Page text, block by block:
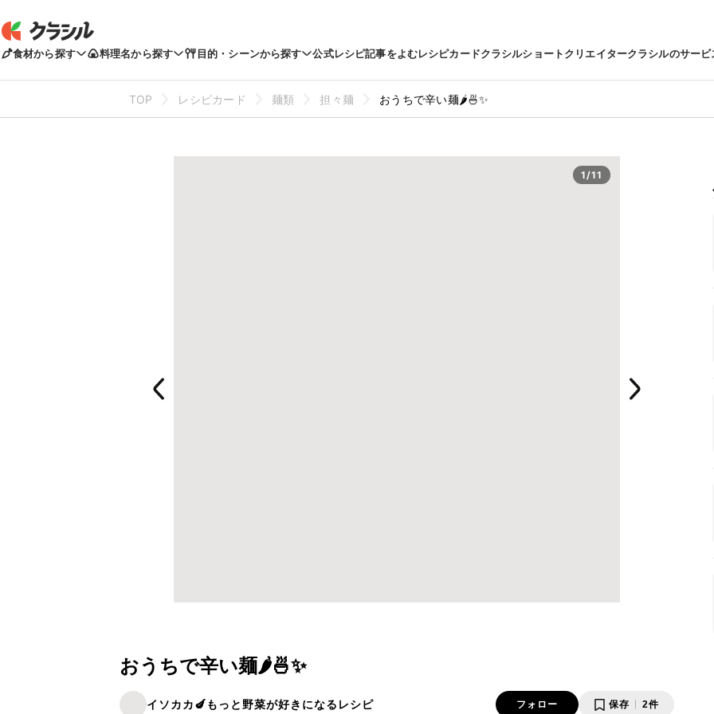
食材から探す 料理名から探す 目的・シーンから探す 公式レシピ記事をよむレシピカードクラシルショートクリエイタークラシルのサービ
TOP レシピカード 麺類 担々麺 おうちで辛い麺🌶🍜✨
1/11
おうちで辛い麺🌶🍜✨
イソカカ🍆もっと野菜が好きになるレシピ フォロー 保存 2件